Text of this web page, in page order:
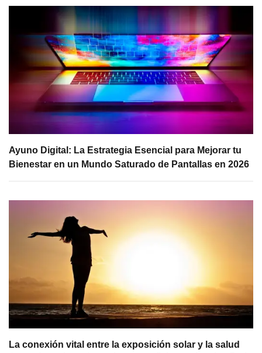
Ayuno Digital: La Estrategia Esencial para Mejorar tu
Bienestar en un Mundo Saturado de Pantallas en 2026
La conexión vital entre la exposición solar y la salud